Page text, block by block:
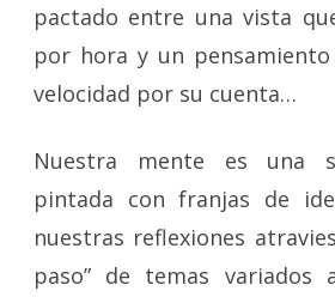
pactado entre una vista
por hora y un
velocidad por su cuenta…
Nuestra mente es una
pintada con franjas de
nuestras reflexiones
paso” de temas variados